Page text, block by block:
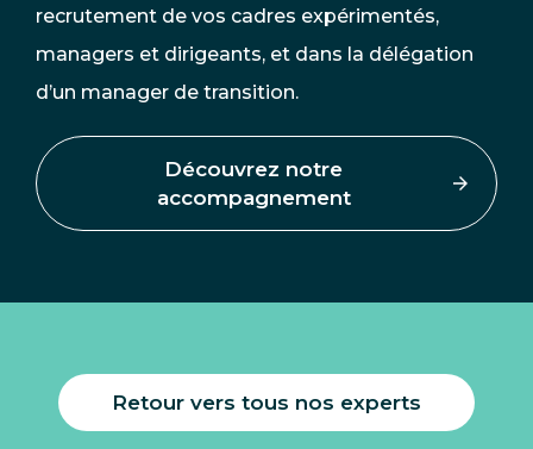
recrutement de vos cadres expérimentés,
managers et dirigeants, et dans la délégation
d’un manager de transition.
Découvrez notre
accompagnement
Retour vers tous nos experts